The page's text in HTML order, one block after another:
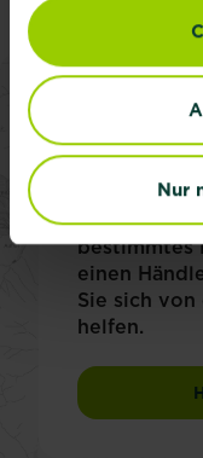
Nur
Finde
Suchen
bestimmtes
einen
Sie sich
helfen.